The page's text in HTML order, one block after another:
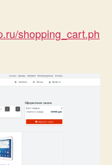
shopping_cart.ph